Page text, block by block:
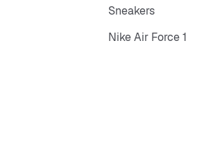
Sneakers
Nike Air Force 1